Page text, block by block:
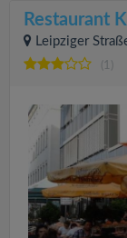
Restaurant
Leipziger
(1)